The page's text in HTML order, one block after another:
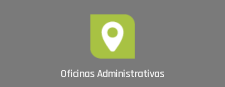
Oficinas Administrativas